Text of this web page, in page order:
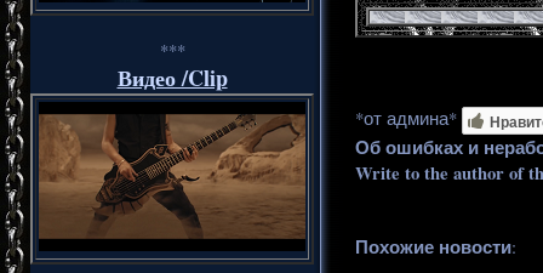
***
Видео /Clip
*от админа*
Об ошибках и
Write to the author of
Похожие новости: